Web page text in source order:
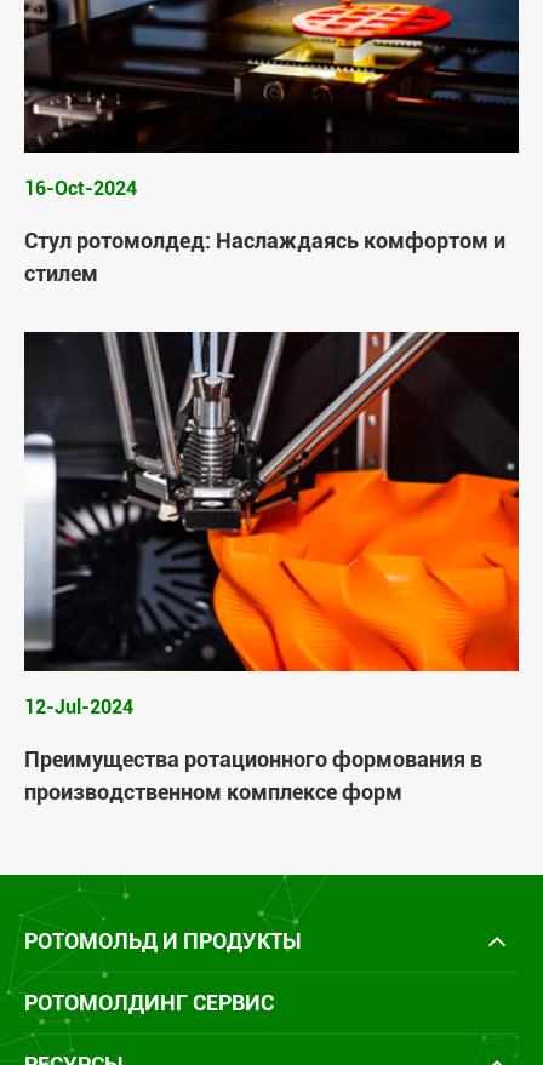
16-Oct-2024
Стул ротомолдед: Наслаждаясь комфортом и
стилем
12-Jul-2024
Преимущества ротационного формования в
производственном комплексе форм
РОТОМОЛЬД И ПРОДУКТЫ
РОТОМОЛДИНГ СЕРВИС